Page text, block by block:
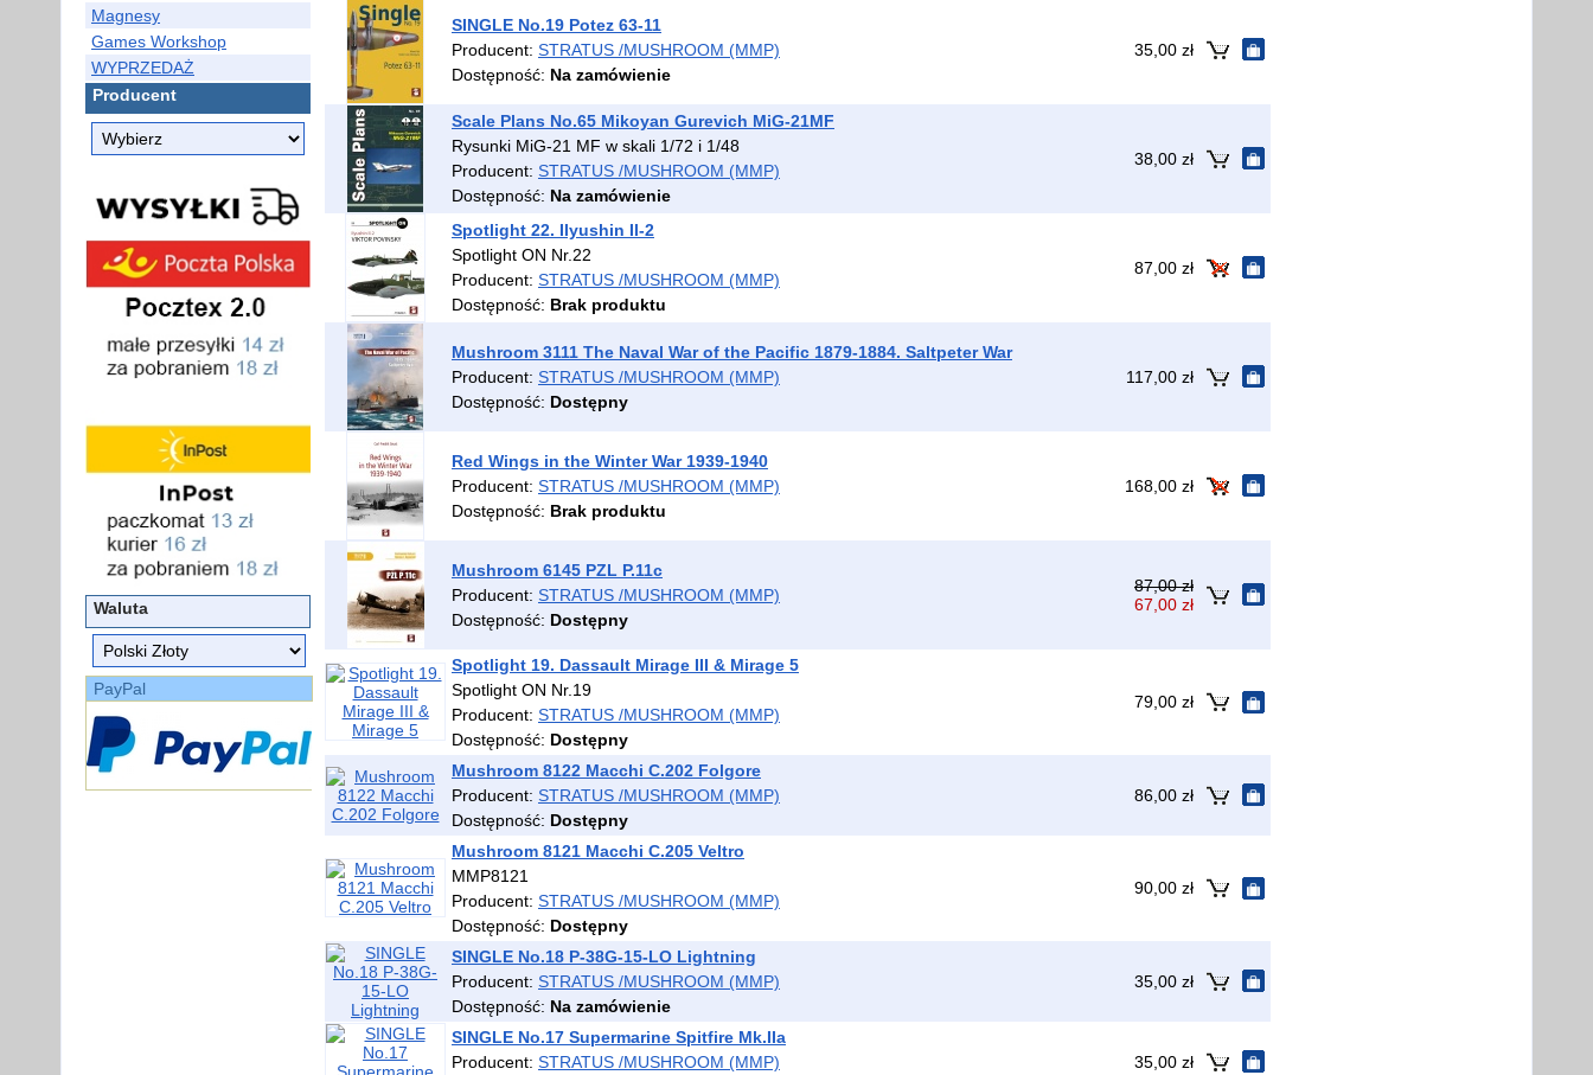
Magnesy
Games Workshop
WYPRZEDAŻ
Producent
Waluta
PayPal
SINGLE No.19 Potez 63-11
Producent: STRATUS /MUSHROOM (MMP)
Dostępność: Na zamówienie
35,00 zł
Scale Plans No.65 Mikoyan Gurevich MiG-21MF
Rysunki MiG-21 MF w skali 1/72 i 1/48
Producent: STRATUS /MUSHROOM (MMP)
Dostępność: Na zamówienie
38,00 zł
Spotlight 22. Ilyushin Il-2
Spotlight ON Nr.22
Producent: STRATUS /MUSHROOM (MMP)
Dostępność: Brak produktu
87,00 zł
Mushroom 3111 The Naval War of the Pacific 1879-1884. Saltpeter War
Producent: STRATUS /MUSHROOM (MMP)
Dostępność: Dostępny
117,00 zł
Red Wings in the Winter War 1939-1940
Producent: STRATUS /MUSHROOM (MMP)
Dostępność: Brak produktu
168,00 zł
Mushroom 6145 PZL P.11c
Producent: STRATUS /MUSHROOM (MMP)
Dostępność: Dostępny
87,00 zł
67,00 zł
Spotlight 19. Dassault Mirage III & Mirage 5
Spotlight ON Nr.19
Producent: STRATUS /MUSHROOM (MMP)
Dostępność: Dostępny
79,00 zł
Mushroom 8122 Macchi C.202 Folgore
Producent: STRATUS /MUSHROOM (MMP)
Dostępność: Dostępny
86,00 zł
Mushroom 8121 Macchi C.205 Veltro
MMP8121
Producent: STRATUS /MUSHROOM (MMP)
Dostępność: Dostępny
90,00 zł
SINGLE No.18 P-38G-15-LO Lightning
Producent: STRATUS /MUSHROOM (MMP)
Dostępność: Na zamówienie
35,00 zł
SINGLE No.17 Supermarine Spitfire Mk.IIa
Producent: STRATUS /MUSHROOM (MMP)
35,00 zł